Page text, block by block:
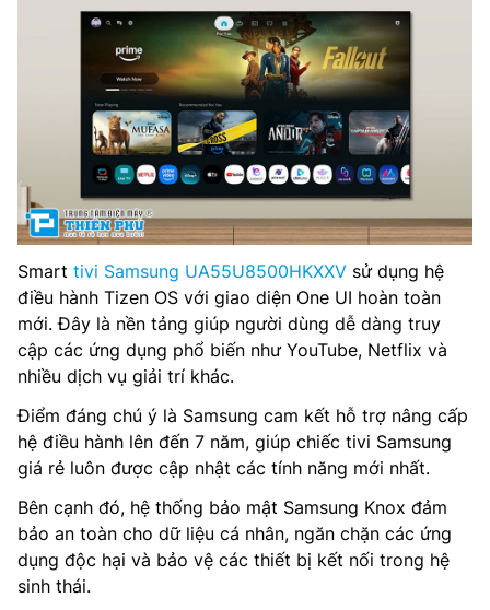
Smart tivi Samsung UA55U8500HKXXV sử dụng hệ
điều hành Tizen OS với giao diện One UI hoàn toàn
mới. Đây là nền tảng giúp người dùng dễ dàng truy
cập các ứng dụng phổ biến như YouTube, Netflix và
nhiều dịch vụ giải trí khác.
Điểm đáng chú ý là Samsung cam kết hỗ trợ nâng cấp
hệ điều hành lên đến 7 năm, giúp chiếc tivi Samsung
giá rẻ luôn được cập nhật các tính năng mới nhất.
Bên cạnh đó, hệ thống bảo mật Samsung Knox đảm
bảo an toàn cho dữ liệu cá nhân, ngăn chặn các ứng
dụng độc hại và bảo vệ các thiết bị kết nối trong hệ
sinh thái.